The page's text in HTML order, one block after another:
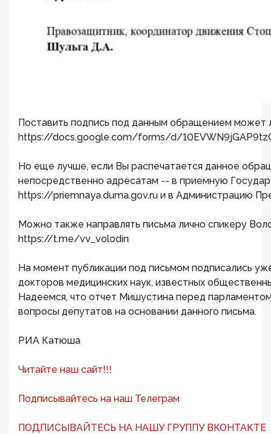
Поставить подпись под данным обращением
https://docs.google.com/forms/d/
Но еще лучше, если Вы распечатается данное
непосредственно адресатам -- в приемную
https://priemnaya.duma.gov.ru и в Администрацию
Можно также направлять письма лично спикеру
https://t.me/vv_volodin
На момент публикации под письмом подписались
докторов медицинских наук, известных
Надеемся, что отчет Мишустина перед
вопросы депутатов на основании данного письма.
РИА Катюша
Читайте наш сайт!!!
Подписывайтесь на наш Телеграм
ПОДПИСЫВАЙТЕСЬ НА НАШУ ГРУППУ ВКОНТАКТЕ